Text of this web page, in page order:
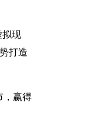
拟现
打造
，赢得